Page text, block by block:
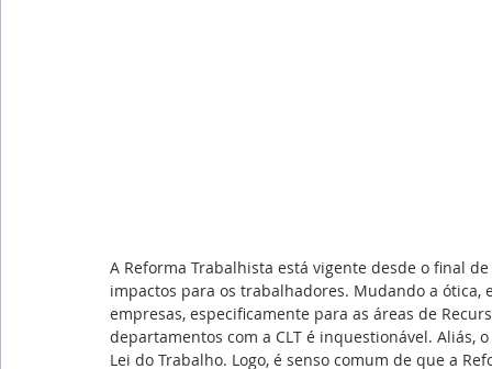
A Reforma Trabalhista está vigente desde o final
impactos para os trabalhadores. Mudando a
empresas, especificamente para as áreas de
departamentos com a CLT é inquestionável.
Lei do Trabalho. Logo, é senso comum de que a